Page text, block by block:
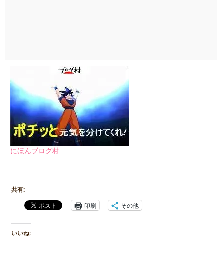
にほんブログ村
共有:
印刷
その他
いいね: